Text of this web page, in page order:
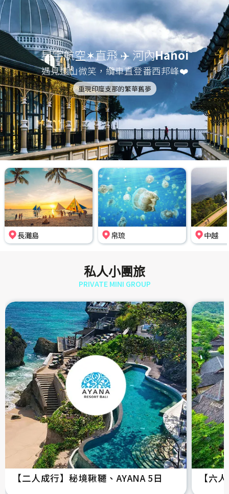
星宇航空✶直飛 ✈️ 河內Hanoi
遇見遠山微笑，纜車直登番西邦峰❤️
重現印度支那的繁華舊夢
長灘島 帛琉 中越
私人小團旅
PRIVATE MINI GROUP
【二人成行】秘境鞦韆、AYANA 5日 【六